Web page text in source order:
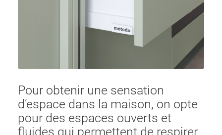
Pour obtenir une sensation
d’espace dans la maison, on opte
pour des espaces ouverts et
fluides qui permettent de respirer.